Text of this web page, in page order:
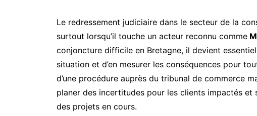
Le redressement judiciaire dans le secteur de la
surtout lorsqu’il touche un acteur reconnu comme
conjoncture difficile en Bretagne, il devient
situation et d’en mesurer les conséquences pour
d’une procédure auprès du tribunal de commerce
planer des incertitudes pour les clients impactés et
des projets en cours.